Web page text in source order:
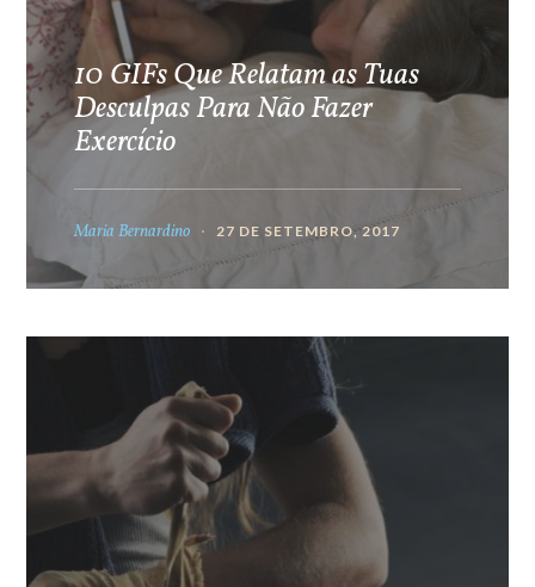
10 GIFs Que Relatam as Tuas
Desculpas Para Não Fazer
Exercício
Maria Bernardino 27 DE SETEMBRO, 2017